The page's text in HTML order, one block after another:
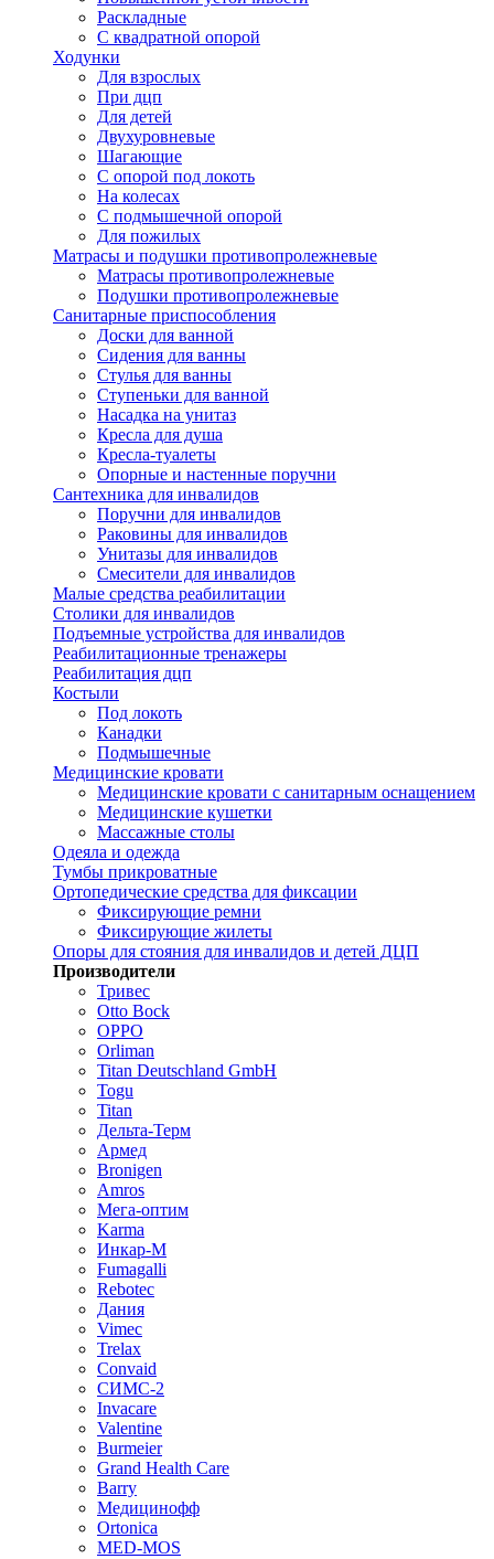
Раскладные
С квадратной опорой
Ходунки
Для взрослых
При дцп
Для детей
Двухуровневые
Шагающие
С опорой под локоть
На колесах
С подмышечной опорой
Для пожилых
Матрасы и подушки противопролежневые
Матрасы противопролежневые
Подушки противопролежневые
Санитарные приспособления
Доски для ванной
Сидения для ванны
Стулья для ванны
Ступеньки для ванной
Насадка на унитаз
Кресла для душа
Кресла-туалеты
Опорные и настенные поручни
Сантехника для инвалидов
Поручни для инвалидов
Раковины для инвалидов
Унитазы для инвалидов
Смесители для инвалидов
Малые средства реабилитации
Столики для инвалидов
Подъемные устройства для инвалидов
Реабилитационные тренажеры
Реабилитация дцп
Костыли
Под локоть
Канадки
Подмышечные
Медицинские кровати
Медицинские кровати с санитарным оснащением
Медицинские кушетки
Массажные столы
Одеяла и одежда
Тумбы прикроватные
Ортопедические средства для фиксации
Фиксирующие ремни
Фиксирующие жилеты
Опоры для стояния для инвалидов и детей ДЦП
Производители
Тривес
Otto Bock
OPPO
Orliman
Titan Deutschland GmbH
Togu
Titan
Дельта-Терм
Армед
Bronigen
Amros
Мега-оптим
Karma
Инкар-М
Fumagalli
Rebotec
Дания
Vimec
Trelax
Convaid
СИМС-2
Invacare
Valentine
Burmeier
Grand Health Care
Barry
Медицинофф
Ortonica
MED-MOS